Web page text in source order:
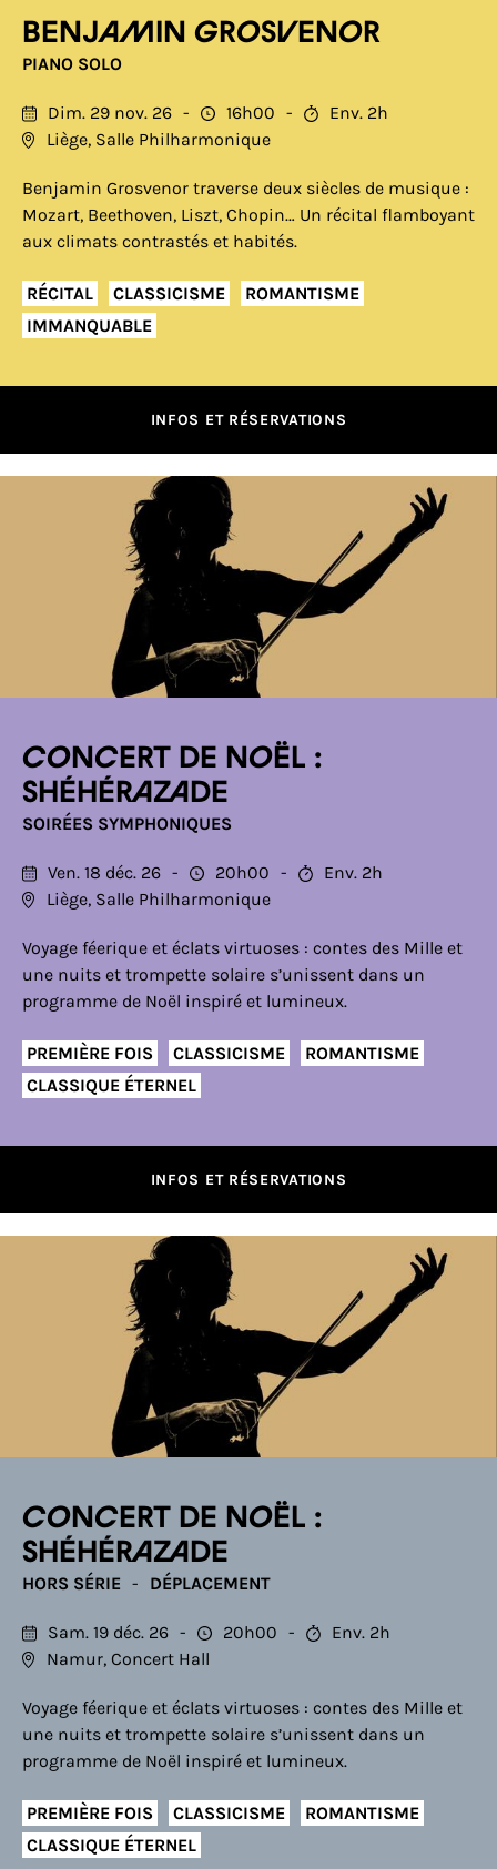
Benjamin Grosvenor
PIANO SOLO
Dim. 29 nov. 26 16h00
Env. 2h
Liège, Salle Philharmonique
Benjamin Grosvenor traverse deux siècles de musique :
Mozart, Beethoven, Liszt, Chopin… Un récital flamboyant
aux climats contrastés et habités.
RÉCITAL CLASSICISME
ROMANTISME
IMMANQUABLE
INFOS ET RÉSERVATIONS
Concert de Noël :
Shéhérazade
SOIRÉES SYMPHONIQUES
Ven. 18 déc. 26 20h00
Env. 2h
Liège, Salle Philharmonique
Voyage féerique et éclats virtuoses : contes des Mille et
une nuits et trompette solaire s’unissent dans un
programme de Noël inspiré et lumineux.
PREMIÈRE FOIS CLASSICISME
ROMANTISME
CLASSIQUE ÉTERNEL
INFOS ET RÉSERVATIONS
Concert de Noël :
Shéhérazade
HORS SÉRIE DÉPLACEMENT
Sam. 19 déc. 26 20h00
Env. 2h
Namur, Concert Hall
Voyage féerique et éclats virtuoses : contes des Mille et
une nuits et trompette solaire s’unissent dans un
programme de Noël inspiré et lumineux.
PREMIÈRE FOIS CLASSICISME
ROMANTISME
CLASSIQUE ÉTERNEL